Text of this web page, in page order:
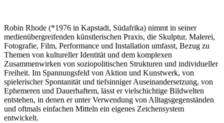
Robin Rhode (*1976 in Kapstadt, Südafrika) nimmt in seiner
medienübergreifenden künstlerischen Praxis, die Skulptur, Malerei,
Fotografie, Film, Performance und Installation umfasst, Bezug zu
Themen von kultureller Identität und dem komplexen
Zusammenwirken von soziopolitischen Strukturen und individueller
Freiheit. Im Spannungsfeld von Aktion und Kunstwerk, von
spielerischer Spontanität und tiefsinniger Auseinandersetzung, von
Ephemeren und Dauerhaftem, lässt er vielschichtige Bildwelten
entstehen, in denen er unter Verwendung von Alltagsgegenständen
und oftmals einfachen Mitteln ein eigenes Zeichensystem
entwickelt.